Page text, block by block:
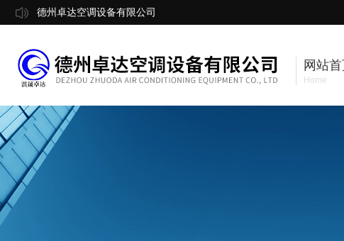
德州卓达空调设备有限公司
网站
Home